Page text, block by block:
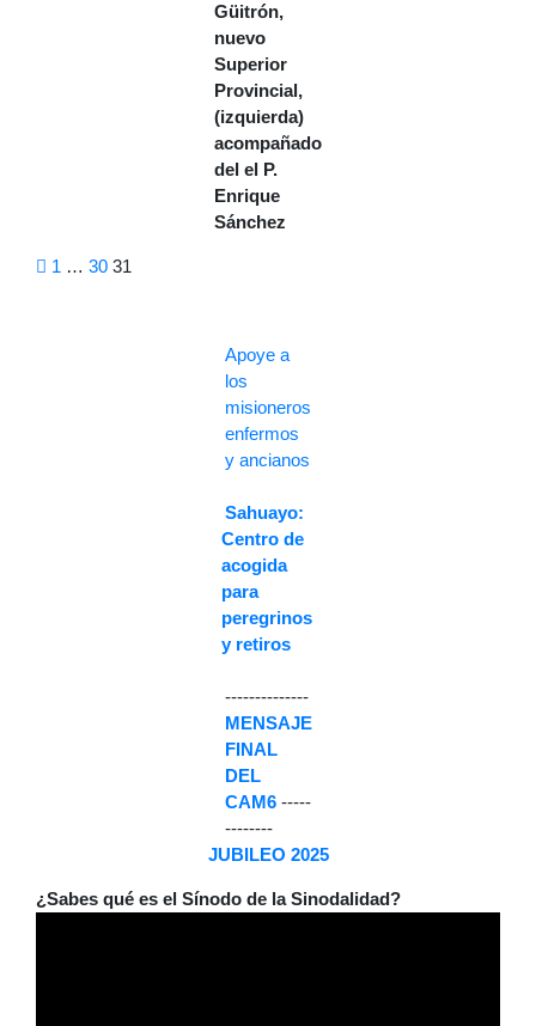
Güitrón,
nuevo
Superior
Provincial,
(izquierda)
acompañado
del el P.
Enrique
Sánchez
Paginación
1 … 30 31
Apoye a
los
misioneros
enfermos
y ancianos
Sahuayo:
Centro de
acogida
para
peregrinos
y retiros
--------------
MENSAJE
FINAL
DEL
CAM6-----
--------
JUBILEO 2025
¿Sabes qué es el Sínodo de la Sinodalidad?